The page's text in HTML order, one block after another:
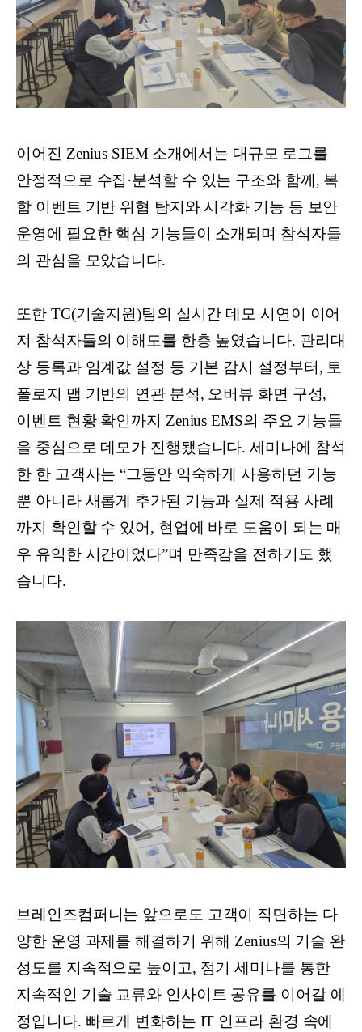
이어진 Zenius SIEM 소개에서는 대규모 로그를
안정적으로 수집·분석할 수 있는 구조와 함께, 복
합 이벤트 기반 위협 탐지와 시각화 기능 등 보안
운영에 필요한 핵심 기능들이 소개되며 참석자들
의 관심을 모았습니다.
또한 TC(기술지원)팀의 실시간 데모 시연이 이어
져 참석자들의 이해도를 한층 높였습니다. 관리대
상 등록과 임계값 설정 등 기본 감시 설정부터, 토
폴로지 맵 기반의 연관 분석, 오버뷰 화면 구성,
이벤트 현황 확인까지 Zenius EMS의 주요 기능들
을 중심으로 데모가 진행됐습니다. 세미나에 참석
한 한 고객사는 “그동안 익숙하게 사용하던 기능
뿐 아니라 새롭게 추가된 기능과 실제 적용 사례
까지 확인할 수 있어, 현업에 바로 도움이 되는 매
우 유익한 시간이었다”며 만족감을 전하기도 했
습니다.
브레인즈컴퍼니는 앞으로도 고객이 직면하는 다
양한 운영 과제를 해결하기 위해 Zenius의 기술 완
성도를 지속적으로 높이고, 정기 세미나를 통한
지속적인 기술 교류와 인사이트 공유를 이어갈 예
정입니다. 빠르게 변화하는 IT 인프라 환경 속에